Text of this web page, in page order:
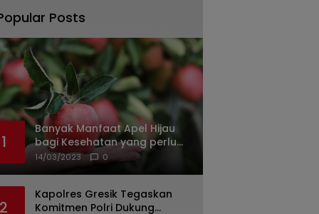
Posts
1
Banyak Manfaat Apel Hijau
bagi Kesehatan yang perlu
Anda ketahui
14/03/2023 0
2
Kapolres Gresik Tegaskan
Komitmen Polri Dukung